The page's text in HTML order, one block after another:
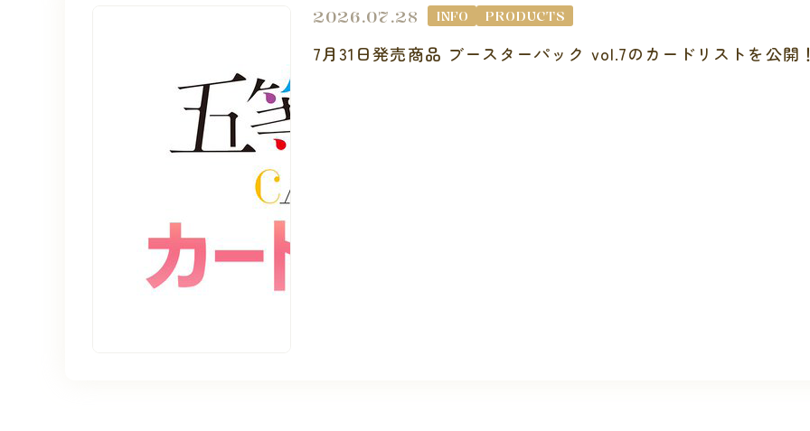
2026.07.28 INFO PRODUCTS
7月31日発売商品 ブースターパック vol.7のカードリストを公開